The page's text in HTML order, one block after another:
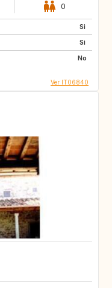
0
Si
Si
No
Ver IT06840